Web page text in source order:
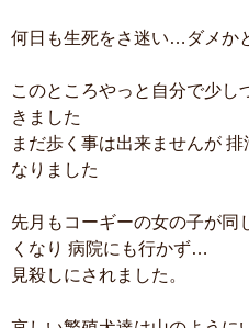
何日も生死をさ迷い…ダメか
このところやっと自分で少し
きました
まだ歩く事は出来ませんが
なりました
先月もコーギーの女の子が同
くなり 病院にも行かず…
見殺しにされました。